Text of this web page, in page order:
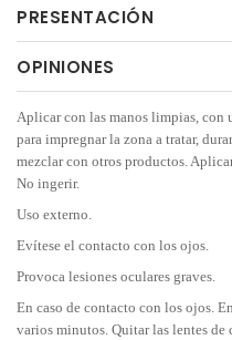
PRESENTACIÓN
OPINIONES
Aplicar con las manos limpias, con
para impregnar la zona a tratar,
mezclar con otros productos.
No ingerir.
Uso externo.
Evítese el contacto con los ojos.
Provoca lesiones oculares graves.
En caso de contacto con los ojos.
varios minutos. Quitar las lentes de